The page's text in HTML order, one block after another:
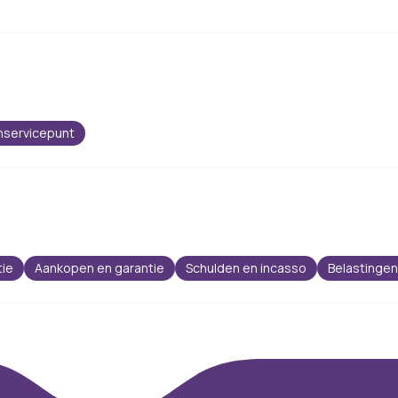
Aankopen en garantie Schulden en incasso